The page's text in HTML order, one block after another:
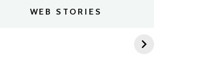
WEB STORIES